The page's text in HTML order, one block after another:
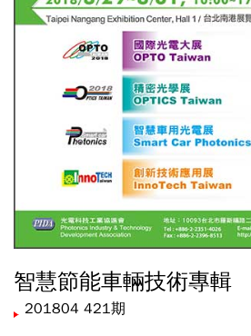
智慧節能車輛技術專輯
201804 421期